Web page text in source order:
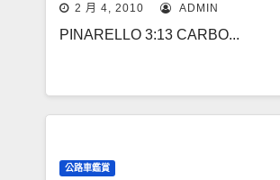
2 月 4, 2010 ADMIN
PINARELLO 3:13 CARBO...
公路車鑑賞